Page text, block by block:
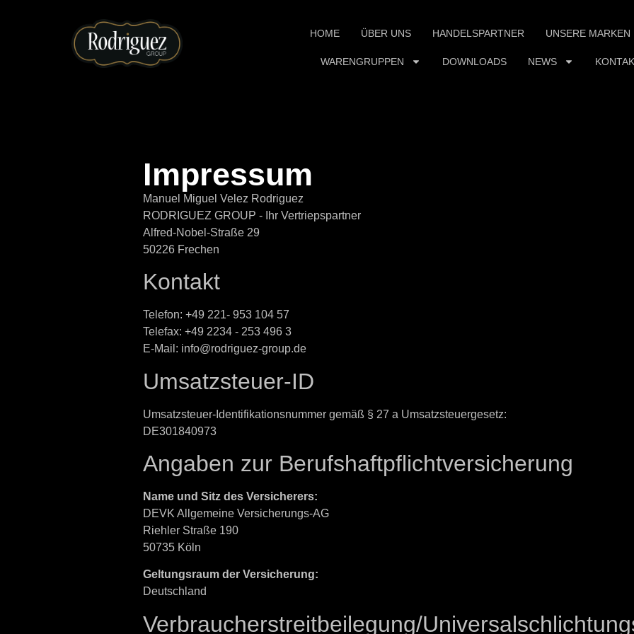
HOME ÜBER UNS HANDELSPARTNER UNSERE MARKEN
WARENGRUPPEN DOWNLOADS NEWS
Impressum
Manuel Miguel Velez Rodriguez
RODRIGUEZ GROUP - Ihr Vertriepspartner
Alfred-Nobel-Straße 29
50226 Frechen
Kontakt
Telefon: +49 221- 953 104 57
Telefax: +49 2234 - 253 496 3
E-Mail: info@rodriguez-group.de
Umsatzsteuer-ID
Umsatzsteuer-Identifikationsnummer gemäß § 27 a Umsatzsteuergesetz:
DE301840973
Angaben zur Berufs­haftpflicht­versicherung
Name und Sitz des Versicherers:
DEVK Allgemeine Versicherungs-AG
Riehler Straße 190
50735 Köln
Geltungsraum der Versicherung:
Deutschland
Verbraucher­streit­beilegung/